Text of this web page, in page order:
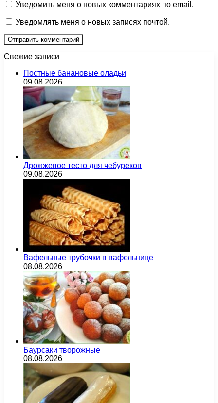
Уведомить меня о новых комментариях по email.
Уведомлять меня о новых записях почтой.
Свежие записи
Постные банановые оладьи
09.08.2026
Дрожжевое тесто для чебуреков
09.08.2026
Вафельные трубочки в вафельнице
08.08.2026
Баурсаки творожные
08.08.2026